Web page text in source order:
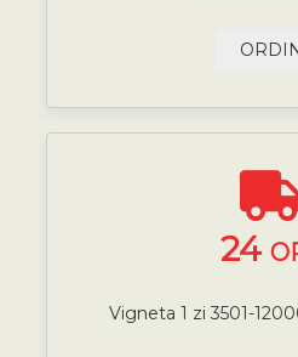
24
Vigneta 1 zi 3501-